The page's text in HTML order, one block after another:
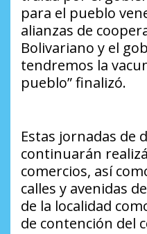
para el pueblo
alianzas de
Bolivariano y el
tendremos la
pueblo” finalizó.
Estas jornadas de
continuarán
comercios, así
calles y avenidas
de la localidad
de contención del